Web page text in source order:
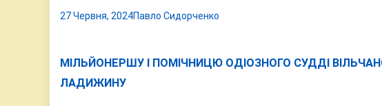
27 Червня, 2024Павло Сидорченко
МІЛЬЙОНЕРШУ І ПОМІЧНИЦЮ ОДІОЗНОГО СУДДІ
ЛАДИЖИНУ